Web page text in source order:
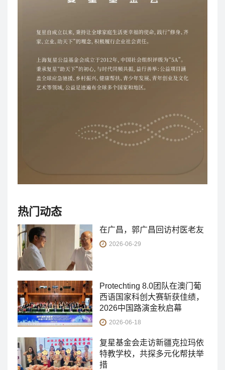
热门动态
在广昌，郭广昌回访村医老友
2026-06-29
Protechting 8.0团队在澳门葡
西语国家科创大赛斩获佳绩，
2026中国路演金秋启幕
2026-06-18
复星基金会走访新疆克拉玛依
特教学校，共探多元化帮扶举
措